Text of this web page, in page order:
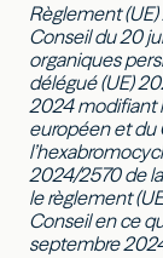
Règlement
Conseil du 20
organiques
délégué (UE)
2024 modifiant
européen et du
2024/2570 de
le règlement
Conseil en ce
septembre